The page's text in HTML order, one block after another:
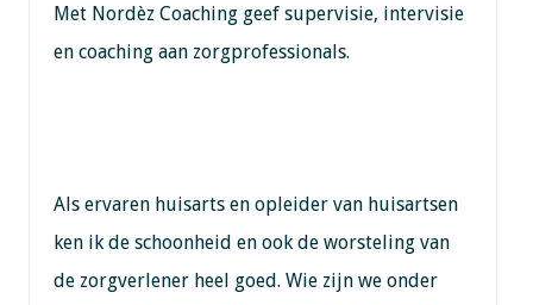
Met Nordèz Coaching geef supervisie, intervisie
en coaching aan zorgprofessionals.
Als ervaren huisarts en opleider van huisartsen
ken ik de schoonheid en ook de worsteling van
de zorgverlener heel goed. Wie zijn we onder